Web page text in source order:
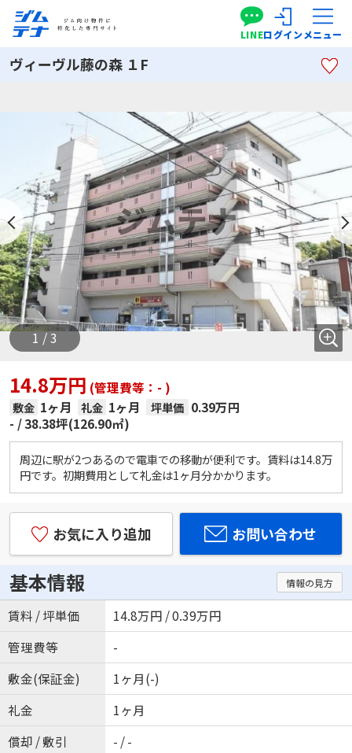
LINEログインメニュー
ヴィーヴル藤の森 １F
1 / 3
14.8万円 (管理費等：- )
敷金 1ヶ月 礼金 1ヶ月 坪単価 0.39万円
-
38.38坪(126.90㎡)
周辺に駅が2つあるので電車での移動が便利です。賃料は14.8万
円です。初期費用として礼金は1ヶ月分かかります。
お気に入り追加 お問い合わせ
基本情報 情報の見方
賃料 / 坪単価
14.8万円 / 0.39万円
管理費等
-
敷金(保証金)
1ヶ月(-)
礼金
1ヶ月
償却 / 敷引
- / -